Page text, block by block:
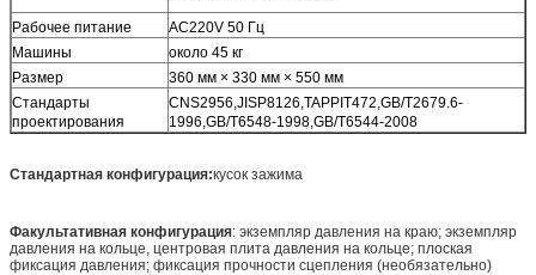
Рабочее питание
AC220V 50 Гц
Машины
около 45 кг
Размер
360 мм × 330 мм × 550 мм
Стандарты
проектирования
CNS2956,JISP8126,TAPPIT472,GB/T2679.6-
1996,GB/T6548-1998,GB/T6544-2008
Стандартная конфигурация:кусок зажима
Факультативная конфигурация: экземпляр давления на краю; экземпляр
давления на кольце, центровая плита давления на кольце; плоская
фиксация давления; фиксация прочности сцепления (необязательно)